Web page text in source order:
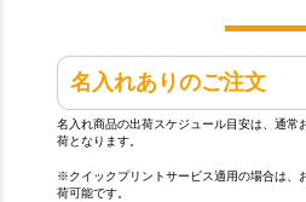
名入れありのご注文
名入れ商品の出荷スケジュール目安は、通常
荷となります。
※クイックプリントサービス適用の場合は、
荷可能です。